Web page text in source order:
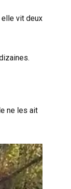
elle vit deux
ne les ait